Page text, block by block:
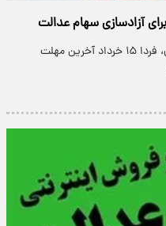
پارسینه: طبق اعلام سازمان خصوصی سازی، فردا ۱۵ خرداد آخرین مهلت